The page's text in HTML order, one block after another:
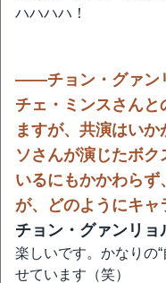
ハハハハ！
――チョン・グァン
チェ・ミンスさん
ますが、共演はい
ソさんが演じたボ
いるにもかかわら
が、どのようにキャ
チョン・グァンリョ
楽しいです。かなりの
せています（笑）